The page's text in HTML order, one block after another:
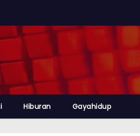
Hiburan Gayahidup